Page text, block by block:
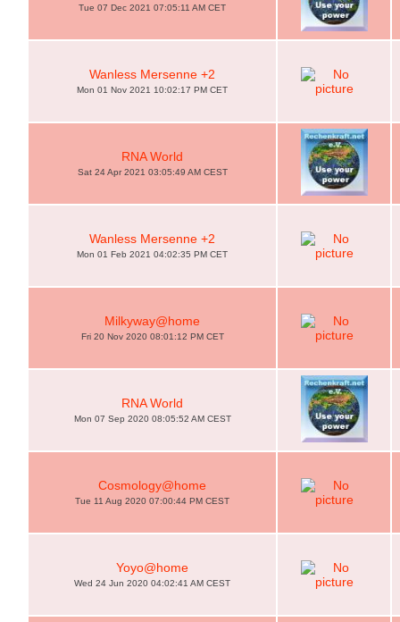
Tue 07 Dec 2021 07:05:11 AM CET
Wanless Mersenne +2
Mon 01 Nov 2021 10:02:17 PM CET
RNA World
Sat 24 Apr 2021 03:05:49 AM CEST
Wanless Mersenne +2
Mon 01 Feb 2021 04:02:35 PM CET
Milkyway@home
Fri 20 Nov 2020 08:01:12 PM CET
RNA World
Mon 07 Sep 2020 08:05:52 AM CEST
Cosmology@home
Tue 11 Aug 2020 07:00:44 PM CEST
Yoyo@home
Wed 24 Jun 2020 04:02:41 AM CEST